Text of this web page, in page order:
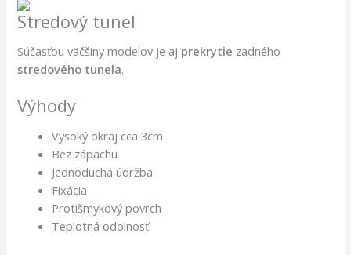
Stredový tunel
Súčasťou väčšiny modelov je aj prekrytie zadného
stredového tunela.
Výhody
Vysoký okraj cca 3cm
Bez zápachu
Jednoduchá údržba
Fixácia
Protišmykový povrch
Teplotná odolnosť